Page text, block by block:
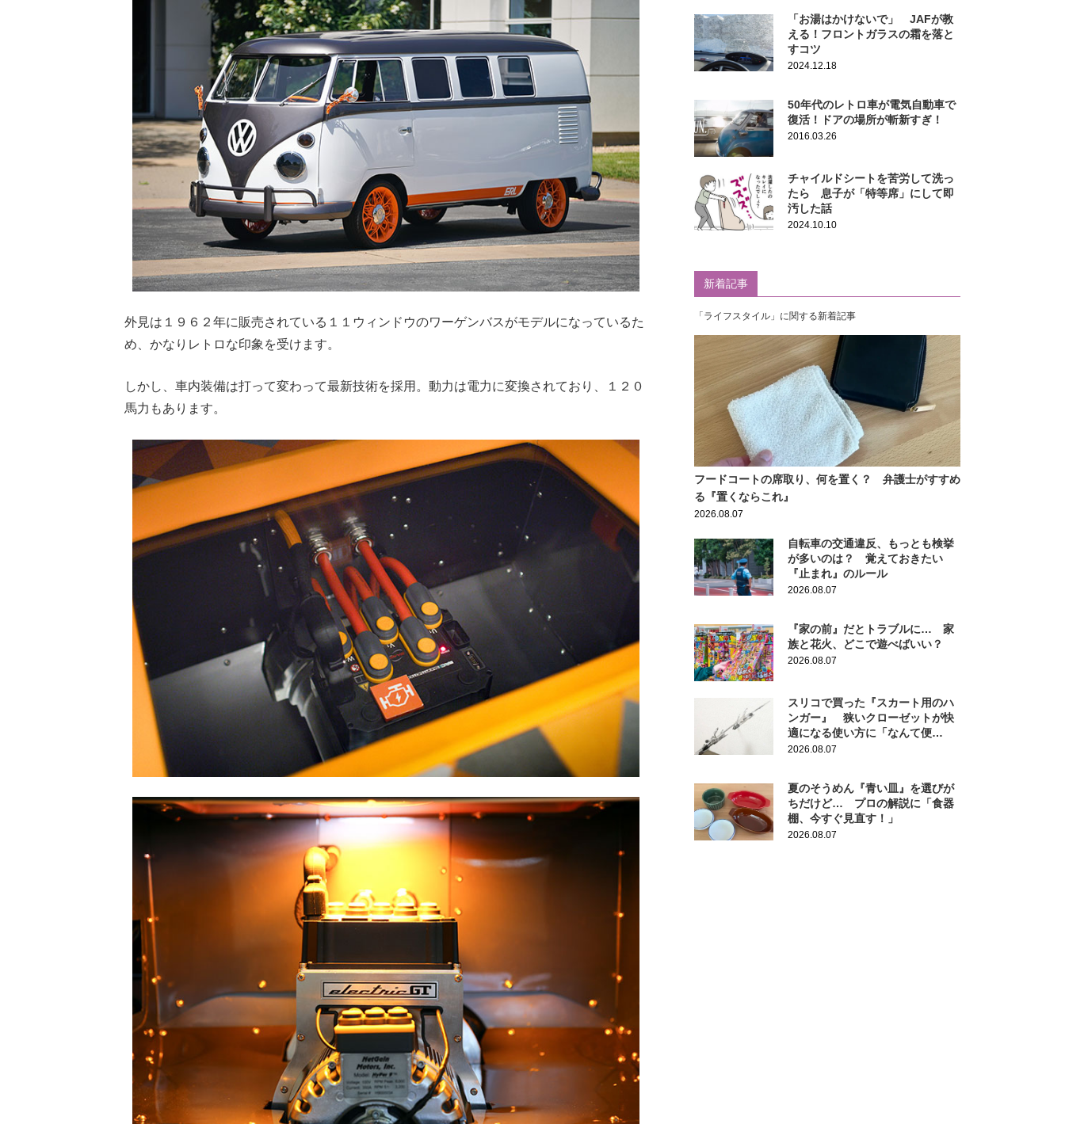
外見は１９６２年に販売されている１１ウィンドウのワーゲンバスがモデルになっているた
め、かなりレトロな印象を受けます。
しかし、車内装備は打って変わって最新技術を採用。動力は電力に変換されており、１２０
馬力もあります。
「お湯はかけないで」 JAFが教
える！フロントガラスの霜を落と
すコツ
2024.12.18
50年代のレトロ車が電気自動車で
復活！ドアの場所が斬新すぎ！
2016.03.26
チャイルドシートを苦労して洗っ
たら 息子が「特等席」にして即
汚した話
2024.10.10
新着記事
「ライフスタイル」に関する新着記事
フードコートの席取り、何を置く？ 弁護士がすすめ
る『置くならこれ』
2026.08.07
自転車の交通違反、もっとも検挙
が多いのは？ 覚えておきたい
『止まれ』のルール
2026.08.07
『家の前』だとトラブルに… 家
族と花火、どこで遊べばいい？
2026.08.07
スリコで買った『スカート用のハ
ンガー』 狭いクローゼットが快
適になる使い方に「なんて便
利！」
2026.08.07
夏のそうめん『青い皿』を選びが
ちだけど… プロの解説に「食器
棚、今すぐ見直す！」
2026.08.07